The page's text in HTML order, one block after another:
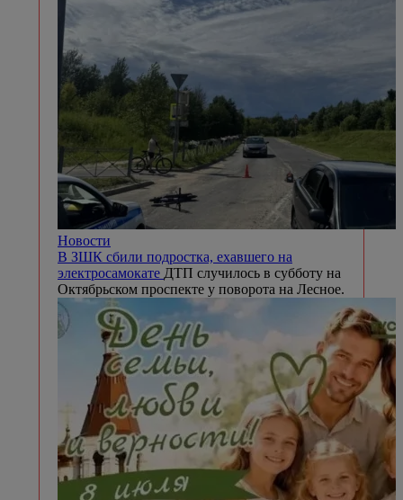
Новости
В ЗШК сбили подростка, ехавшего на
электросамокате ДТП случилось в субботу на
Октябрьском проспекте у поворота на Лесное.